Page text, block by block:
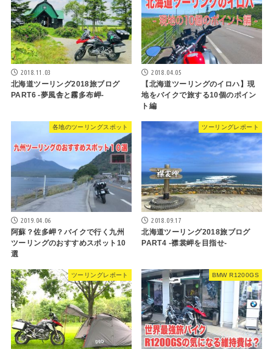
2018.11.03
北海道ツーリング2018旅ブログ
PART6 -夢風舎と霧多布岬-
2018.04.05
【北海道ツーリングのイロハ】現
地をバイクで旅する10個のポイン
ト編
各地のツーリングスポット
2019.04.06
阿蘇？佐多岬？バイクで行く九州
ツーリングのおすすめスポット10
選
ツーリングレポート
2018.09.17
北海道ツーリング2018旅ブログ
PART4 -襟裳岬を目指せ-
ツーリングレポート BMW R1200GS